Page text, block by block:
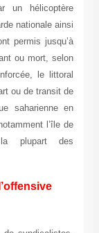
un hélicoptère
nationale ainsi
permis jusqu’à
ou mort, selon
le littoral
ou de transit de
saharienne en
l’île de
la plupart des